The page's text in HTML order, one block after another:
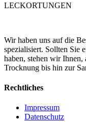
LECKORTUNGEN
Wir haben uns auf die
spezialisiert. Sollten Sie
haben, stehen wir
Trocknung bis hin zur
Rechtliches
Impressum
Datenschutz